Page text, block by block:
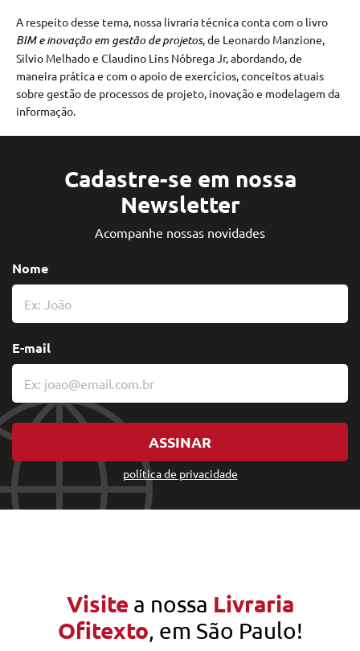
A respeito desse tema, nossa livraria técnica conta com o livro
BIM e inovação em gestão de projetos, de Leonardo Manzione,
Silvio Melhado e Claudino Lins Nóbrega Jr, abordando, de
maneira prática e com o apoio de exercícios, conceitos atuais
sobre gestão de processos de projeto, inovação e modelagem da
informação.
Cadastre-se em nossa
Newsletter
Acompanhe nossas novidades
política de privacidade
Nome
E-mail
ASSINAR
Visite a nossa Livraria
Ofitexto, em São Paulo!